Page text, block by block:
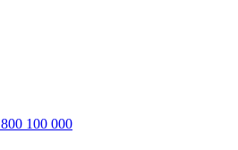
800 100 000